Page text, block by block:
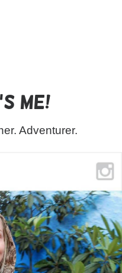
me!
Adventurer.